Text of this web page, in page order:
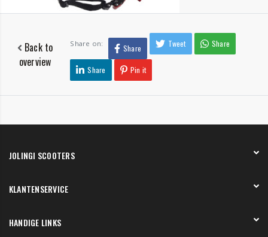
Back to
overview
Share on: Share Tweet Share
Share Pin it
JOLINGI SCOOTERS
Onze showroom
KLANTENSERVICE
Verzending en bezorging
HANDIGE LINKS